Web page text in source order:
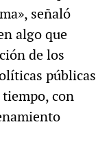
señaló
algo que
de los
públicas
con